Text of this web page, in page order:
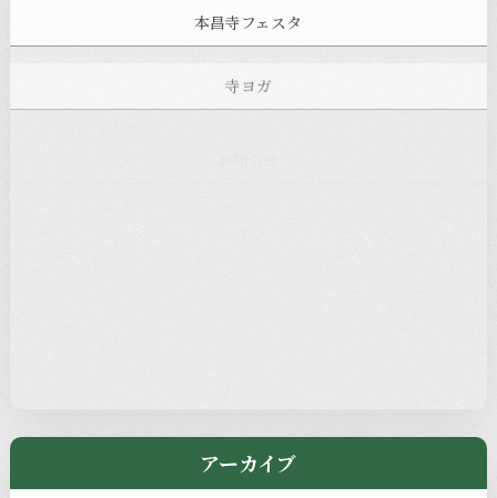
本昌寺フェスタ
お知らせ
アーカイブ